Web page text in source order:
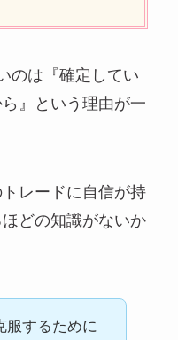
のは『確定してい
』という理由が一
レードに自信が持
どの知識がないか
服するために